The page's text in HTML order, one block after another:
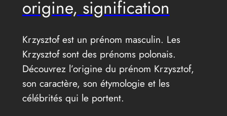
origine, signification
Krzysztof est un prénom masculin. Les
Krzysztof sont des prénoms polonais.
Découvrez l’origine du prénom Krzysztof,
son caractère, son étymologie et les
célébrités qui le portent.